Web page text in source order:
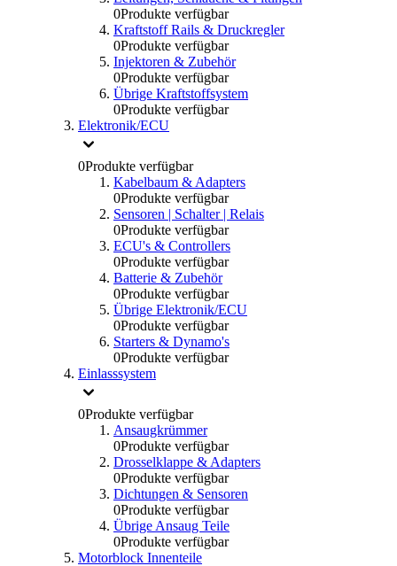
0Produkte verfügbar
Kraftstoff Rails & Druckregler
0Produkte verfügbar
Injektoren & Zubehör
0Produkte verfügbar
Übrige Kraftstoffsystem
0Produkte verfügbar
Elektronik/ECU
0Produkte verfügbar
Kabelbaum & Adapters
0Produkte verfügbar
Sensoren | Schalter | Relais
0Produkte verfügbar
ECU's & Controllers
0Produkte verfügbar
Batterie & Zubehör
0Produkte verfügbar
Übrige Elektronik/ECU
0Produkte verfügbar
Starters & Dynamo's
0Produkte verfügbar
Einlasssystem
0Produkte verfügbar
Ansaugkrümmer
0Produkte verfügbar
Drosselklappe & Adapters
0Produkte verfügbar
Dichtungen & Sensoren
0Produkte verfügbar
Übrige Ansaug Teile
0Produkte verfügbar
Motorblock Innenteile